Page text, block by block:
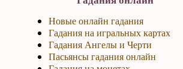
Новые онлайн гадания
Гадания на игральных картах
Гадания Ангелы и Черти
Пасьянсы гадания онлайн